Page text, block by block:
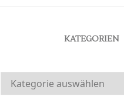
KATEGORIEN
Kategorien